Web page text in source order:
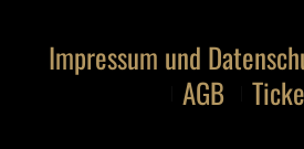
Impressum und
AGB